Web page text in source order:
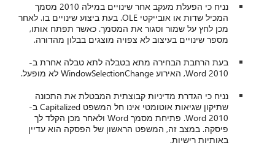
נניח כי הפעלת מעקב אחר שינויים במילה 2010 מסמך
המכיל שדות או אובייקטי OLE. בעת ביצוע שינויים בו. לאחר
מכן לחץ על שמור וסגור את המסמך. כאשר תפתח אותו,
מספר שינויים בעיצוב לא צפויה מוצגים בבלון מהדורה.
בעת הרחבת הבחירה מתא בטבלה לתא טבלה אחרת ב-
Word 2010, האירוע WindowSelectionChange לא מופעל.
נניח כי הגדרת מדיניות קבוצתית המבטלת את התכונה
שתיקון שגיאות אוטומטי אינו חל המשפט Capitalized ב-
Word 2010. פתיחת מסמך Word ולאחר מכן הקלד לך
פיסקה. במצב זה, המשפט הראשון של הפסקה הוא עדיין
באותיות רישיות.